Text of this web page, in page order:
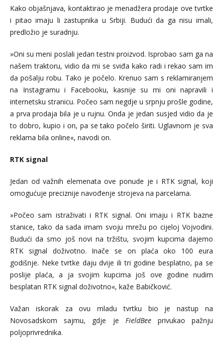
Kako objašnjava, kontaktirao je menadžera prodaje ove tvrtke
i pitao imaju li zastupnika u Srbiji. Budući da ga nisu imali,
predložio je suradnju.
»Oni su meni poslali jedan testni proizvod. Isprobao sam ga na
našem traktoru, vidio da mi se sviđa kako radi i rekao sam im
da pošalju robu. Tako je počelo. Krenuo sam s reklamiranjem
na Instagramu i Facebooku, kasnije su mi oni napravili i
internetsku stranicu. Počeo sam negdje u srpnju prošle godine,
a prva prodaja bila je u rujnu. Onda je jedan susjed vidio da je
to dobro, kupio i on, pa se tako počelo širiti. Uglavnom je sva
reklama bila online«, navodi on.
RTK signal
Jedan od važnih elemenata ove ponude je i RTK signal, koji
omogućuje preciznije navođenje strojeva na parcelama.
»Počeo sam istraživati i RTK signal. Oni imaju i RTK bazne
stanice, tako da sada imam svoju mrežu po cijeloj Vojvodini.
Budući da smo još novi na tržištu, svojim kupcima dajemo
RTK signal doživotno. Inače se on plaća oko 100 eura
godišnje. Neke tvrtke daju dvije ili tri godine besplatno, pa se
poslije plaća, a ja svojim kupcima još ove godine nudim
besplatan RTK signal doživotno«, kaže Babičković.
Važan iskorak za ovu mladu tvrtku bio je nastup na
Novosadskom sajmu, gdje je FieldBeeprivukao pažnju
poljoprivrednika.